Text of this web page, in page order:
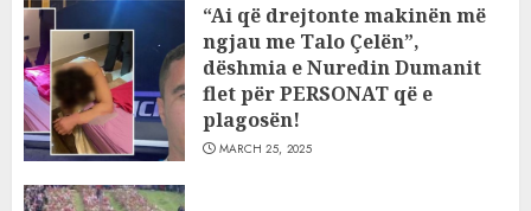
“Ai që drejtonte makinën më
ngjau me Talo Çelën”,
dëshmia e Nuredin Dumanit
flet për PERSONAT që e
plagosën!
MARCH 25, 2025